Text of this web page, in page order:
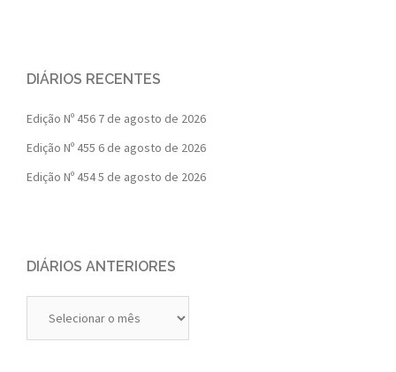
DIÁRIOS RECENTES
Edição Nº 456 7 de agosto de 2026
Edição Nº 455 6 de agosto de 2026
Edição Nº 4545 de agosto de 2026
DIÁRIOS ANTERIORES
Anteriores